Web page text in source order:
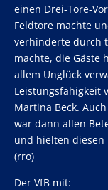
einen Drei-Tore-
Feldtore machte
verhinderte durch
machte, die Gäste
allem Unglück
Leistungsfähigkeit
Martina Beck.
war dann allen
und hielten diesen
(rro)
Der VfB mit: